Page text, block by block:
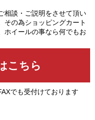
相談・ご説明をさせて頂い
その為ショッピングカート
ホイールの事なら何でもお
でも受付けております